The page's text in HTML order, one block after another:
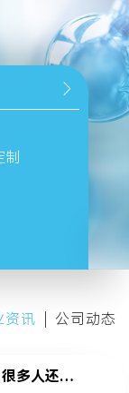
制
资讯 公司动态
权威专家力荐的鼻窦炎疗法，很多人还不知道